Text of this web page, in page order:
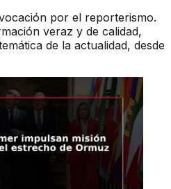
por el reporterismo.
veraz y de calidad,
de la actualidad, desde